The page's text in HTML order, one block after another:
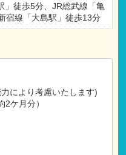
」徒歩5分、JR総武線「亀
宿線「大島駅」徒歩13分
により考慮いたします)
ケ月分）